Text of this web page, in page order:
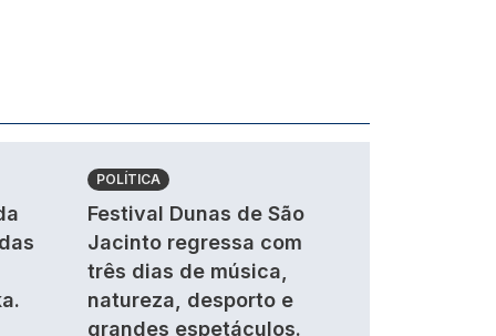
POLÍTICA
Festival Dunas de São
Jacinto regressa com
três dias de música,
natureza, desporto e
grandes espetáculos.